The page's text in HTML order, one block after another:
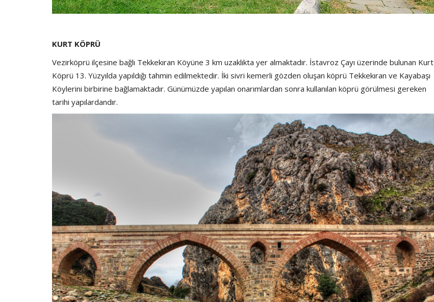
KURT KÖPRÜ
Vezirköprü ilçesine bağlı Tekkekıran Köyüne 3 km uzaklıkta yer almaktadır. İstavroz Çayı üzerinde bulunan Kurt
Köprü 13. Yüzyılda yapıldığı tahmin edilmektedir. İki sivri kemerli gözden oluşan köprü Tekkekıran ve Kayabaşı
Köylerini birbirine bağlamaktadır. Günümüzde yapılan onarımlardan sonra kullanılan köprü görülmesi gereken
tarihi yapılardandır.